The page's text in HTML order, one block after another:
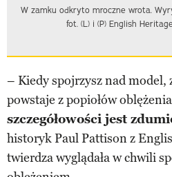
W zamku odkryto mroczne wrota.
fot. (L) i (P) English
– Kiedy spojrzysz nad model,
powstaje z popiołów
szczegółowości jest
historyk Paul Pattison z
twierdza wyglądała w chwili